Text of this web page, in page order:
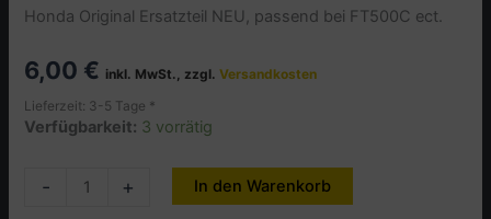
Honda Original Ersatzteil NEU, passend bei FT500C ect.
6,00 € inkl. MwSt., zzgl.Versandkosten
Lieferzeit: 3-5 Tage *
Verfügbarkeit: 3 vorrätig
-
Rub.Mas
+ In den Warenkorb